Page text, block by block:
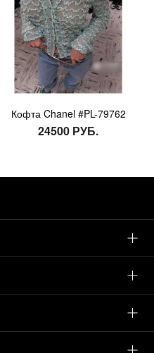
Кофта Chanel #PL-79762
24500 РУБ.